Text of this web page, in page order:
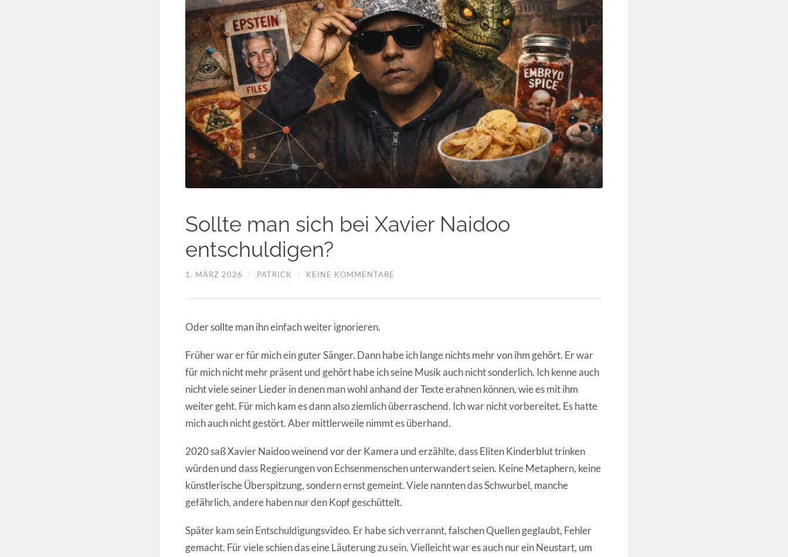
Sollte man sich bei Xavier Naidoo
entschuldigen?
1. MÄRZ 2026 / PATRICK / KEINE KOMMENTARE
Oder sollte man ihn einfach weiter ignorieren.
Früher war er für mich ein guter Sänger. Dann habe ich lange nichts mehr von ihm gehört. Er war
für mich nicht mehr präsent und gehört habe ich seine Musik auch nicht sonderlich. Ich kenne auch
nicht viele seiner Lieder in denen man wohl anhand der Texte erahnen können, wie es mit ihm
weiter geht. Für mich kam es dann also ziemlich überraschend. Ich war nicht vorbereitet. Es hatte
mich auch nicht gestört. Aber mittlerweile nimmt es überhand.
2020 saß Xavier Naidoo weinend vor der Kamera und erzählte, dass Eliten Kinderblut trinken
würden und dass Regierungen von Echsenmenschen unterwandert seien. Keine Metaphern, keine
künstlerische Überspitzung, sondern ernst gemeint. Viele nannten das Schwurbel, manche
gefährlich, andere haben nur den Kopf geschüttelt.
Später kam sein Entschuldigungsvideo. Er habe sich verrannt, falschen Quellen geglaubt, Fehler
gemacht. Für viele schien das eine Läuterung zu sein. Vielleicht war es auch nur ein Neustart, um